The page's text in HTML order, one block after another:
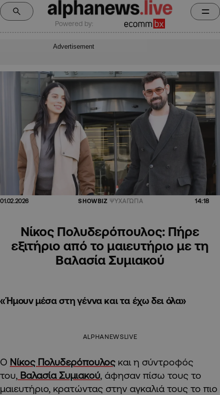
Powered by:
Advertisement
01.02.2026 SHOWBIZ ΨΥΧΑΓΩΓΙΑ 14:18
Νίκος Πολυδερόπουλος: Πήρε
εξιτήριο από το μαιευτήριο με τη
Βαλασία Συμιακού
«Ήμουν μέσα στη γέννα και τα έχω δει όλα»
ALPHANEWSLIVE
Ο Νίκος Πολυδερόπουλος και η σύντροφός
του, Βαλασία Συμιακού, άφησαν πίσω τους το
μαιευτήριο, κρατώντας στην αγκαλιά τους το πιο